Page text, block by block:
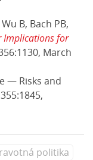
B, Bach PB,
Implications for
March
— Risks and
politika